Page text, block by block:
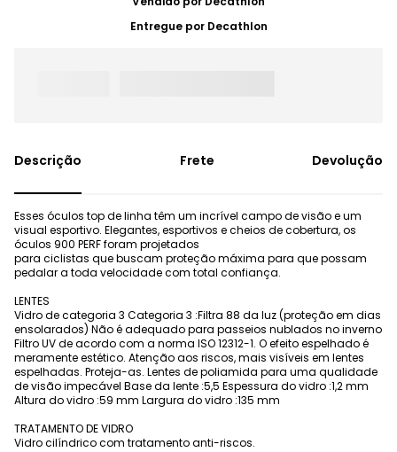
Entregue por Decathlon
Frete Devolução
Esses óculos top de linha têm um incrível campo de visão e um
visual esportivo. Elegantes, esportivos e cheios de cobertura, os
óculos 900 PERF foram projetados
para ciclistas que buscam proteção máxima para que possam
pedalar a toda velocidade com total confiança.
LENTES
Vidro de categoria 3 Categoria 3 :Filtra 88 da luz (proteção em dias
ensolarados) Não é adequado para passeios nublados no inverno
Filtro UV de acordo com a norma ISO 12312-1. O efeito espelhado é
meramente estético. Atenção aos riscos, mais visíveis em lentes
espelhadas. Proteja-as. Lentes de poliamida para uma qualidade
de visão impecável Base da lente :5,5 Espessura do vidro :1,2 mm
Altura do vidro :59 mm Largura do vidro :135 mm
TRATAMENTO DE VIDRO
Vidro cilíndrico com tratamento anti-riscos.